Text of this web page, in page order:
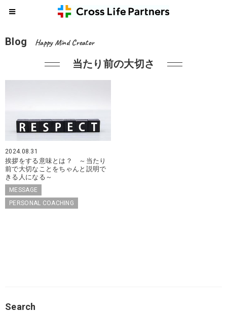
Blog Happy Mind Creator
当たり前の大切さ
2024.08.31
挨拶をする意味とは？ ～当たり
前で大切なことをちゃんと説明で
きる人になる～
MESSAGE
PERSONAL COACHING
Search